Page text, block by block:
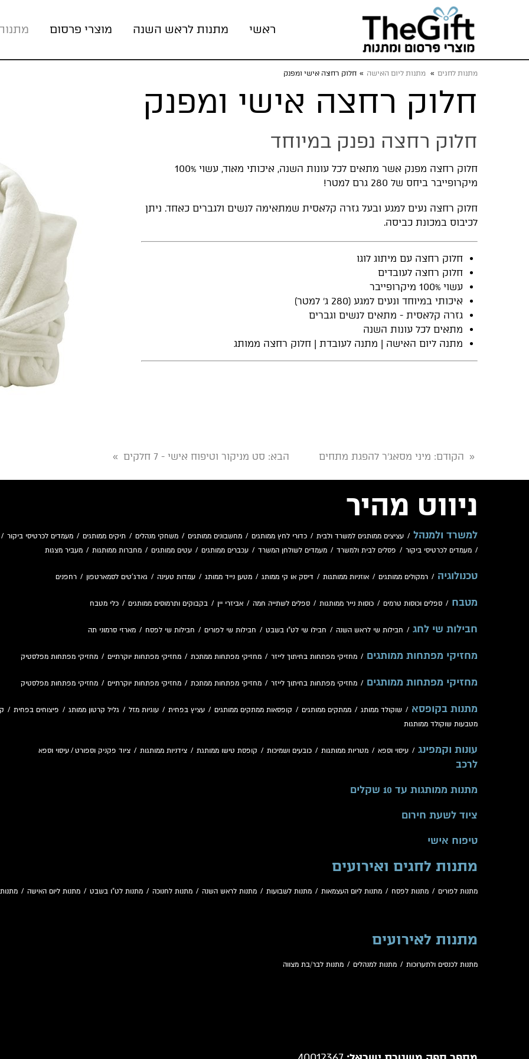
ראשי מתנות לראש השנה מוצרי פרסום
מתנות לחגים » מתנות ליום האישה » חלוק רחצה אישי ומפנק
חלוק רחצה אישי ומפנק
חלוק רחצה נפנק במיוחד
חלוק רחצה מפנק אשר מתאים לכל עונות השנה, איכותי מאוד, עשוי 100%
מיקרופייבר ביחס של 280 גרם למטר!
חלוק רחצה נעים למגע ובעל גזרה קלאסית שמתאימה לנשים ולגברים כאחד. ניתן
לכיבוס במכונת כביסה.
חלוק רחצה עם מיתוג לוגו
חלוק רחצה לעובדים
עשוי 100% מיקרופייבר
איכותי במיוחד ונעים למגע (280 ג' למטר)
גזרה קלאסית - מתאים לנשים וגברים
מתאים לכל עונות השנה
מתנה ליום האישה | מתנה לעובדת | חלוק רחצה ממותג
« הקודם: מיני מסאג'ר להפגת מתחים הבא: סט מניקור וטיפוח אישי - 7 חלקים »
ניווט מהיר
למשרד ולמנהל / עציצים ממותגים למשרד ולבית / כדורי לחץ ממותגים / מחשבונים ממותגים / משחקי מנהלים / תיקים ממותגים / מעמדים לכרטיסי ביקור
/ מעמדים לכרטיסי ביקור / פסלים לבית ולמשרד / מעמדים לשולחן המשרד / עכברים ממותגים / עטים ממותגים / מחברות ממותגות / מעביר מצגות
טכנולוגיה / רמקולים ממותגים / אוזניות ממותגות / דיסק או קי ממותג / מטען נייד ממותג / עמדות טעינה / גאדג'טים לסמארטפון / רחפנים
מטבח / ספלים וכוסות טרמים / כוסות נייר ממותגות / ספלים לשתייה חמה / אביזרי יין / בקבוקים ותרמוסים ממותגים / כלי מטבח
חבילות שי לחג / חבילות שי לראש השנה / חבילו שי לט"ו בשבט / חבילות שי לפורים / חבילות שי לפסח / מארזי סרמוני תה
מחזיקי מפתחות ממותגים / מחזיקי מפתחות בחיתוך לייזר / מחזיקי מפתחות ממתכת / מחזיקי מפתחות יוקרתיים / מחזיקי מפתחות מפלסטיק
מחזיקי מפתחות ממותגים / מחזיקי מפתחות בחיתוך לייזר / מחזיקי מפתחות ממתכת / מחזיקי מפתחות יוקרתיים / מחזיקי מפתחות מפלסטיק
מתנות בקופסא / שוקולד ממותג / ממתקים ממותגים / קופסאות ממתקים ממותגים / עציץ בפחית / עוגיות מזל / גליל קרטון ממותג / פיצוחים בפחית /
מטבעות שוקולד ממותגות
עונות וקמפינג / עיסוי וספא / מטריות ממותגות / כובעים ושמיכות / קופסת טישו ממותגת / צידניות ממותגות / ציוד פקניק וספורט / עיסוי וספא
לרכב
מתנות ממותגות עד 10 שקלים
ציוד לשעת חירום
טיפוח אישי
מתנות לחגים ואירועים
מתנות לפורים / מתנות לפסח / מתנות ליום העצמאות / מתנות לשבועות / מתנות לראש השנה / מתנות לחנוכה / מתנות לט"ו בשבט / מתנות ליום האישה /
מתנות לאירועים
מתנות לכנסים ולתערוכות / מתנות למנהלים / מתנות לבר/בת מצווה